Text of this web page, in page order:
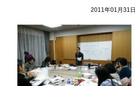
2011年01月31日